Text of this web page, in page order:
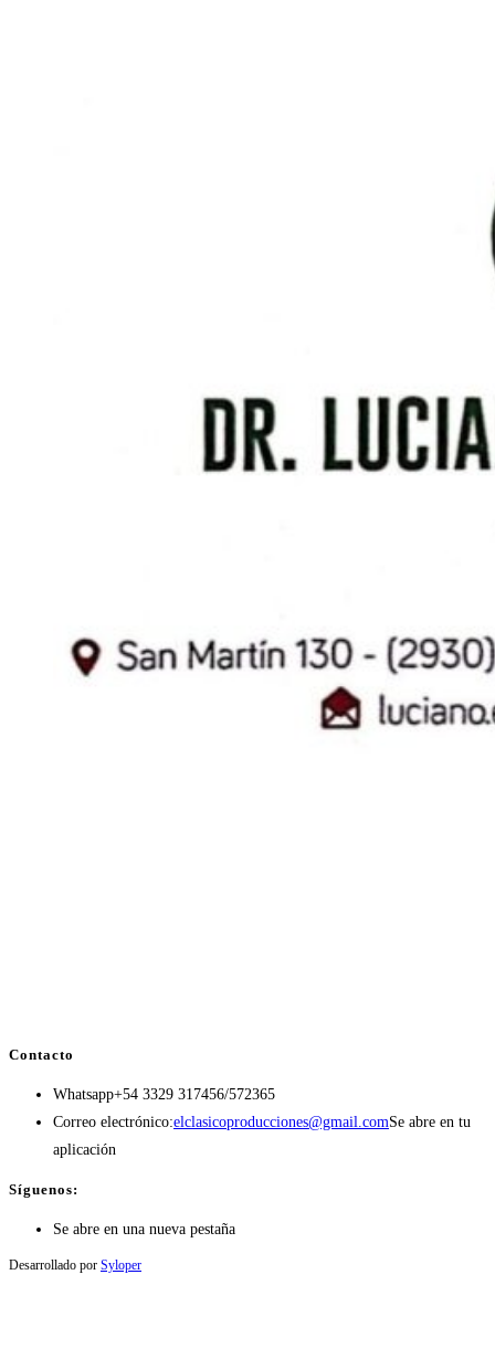
Contacto
Whatsapp+54 3329 317456/572365
Correo electrónico:elclasicoproducciones@gmail.comSe abre en tu
aplicación
Síguenos:
Se abre en una nueva pestaña
Desarrollado por Syloper